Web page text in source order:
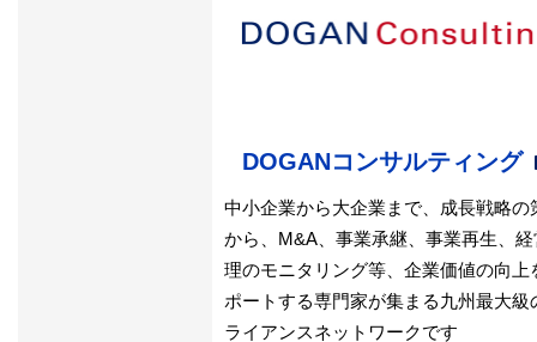
DOGANコンサルティング
中小企業から大企業まで、成長戦略の
から、M&A、事業承継、事業再生、
理のモニタリング等、企業価値の向上
ポートする専門家が集まる九州最大級
ライアンスネットワークです